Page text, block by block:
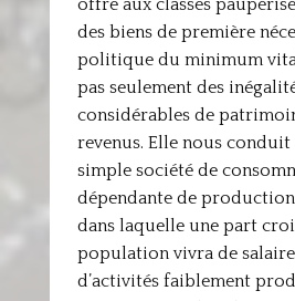
offre aux classes
des biens de première
politique du minimum
pas seulement des
considérables de
revenus. Elle nous
simple société de
dépendante de
dans laquelle une part
population vivra de
d’activités faiblement